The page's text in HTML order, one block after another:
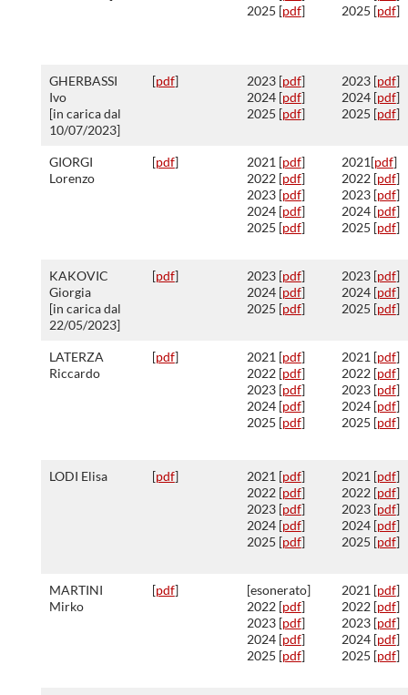
2025 [pdf]
2025 [pdf]
GHERBASSI
Ivo
[in carica dal
10/07/2023]
[pdf] 2023 [pdf]
2024 [pdf]
2025 [pdf]
2023 [pdf]
2024 [pdf]
2025 [pdf]
GIORGI
Lorenzo
[pdf] 2021 [pdf]
2022 [pdf]
2023 [pdf]
2024 [pdf]
2025 [pdf]
2021[pdf]
2022 [pdf]
2023 [pdf]
2024 [pdf]
2025 [pdf]
KAKOVIC
Giorgia
[in carica dal
22/05/2023]
[pdf] 2023 [pdf]
2024 [pdf]
2025 [pdf]
2023 [pdf]
2024 [pdf]
2025 [pdf]
LATERZA
Riccardo
[pdf] 2021 [pdf]
2022 [pdf]
2023 [pdf]
2024 [pdf]
2025 [pdf]
2021 [pdf]
2022 [pdf]
2023 [pdf]
2024 [pdf]
2025 [pdf]
LODI Elisa [pdf] 2021 [pdf]
2022 [pdf]
2023 [pdf]
2024 [pdf]
2025 [pdf]
2021 [pdf]
2022 [pdf]
2023 [pdf]
2024 [pdf]
2025 [pdf]
MARTINI
Mirko
[pdf]
[esonerato]
2022 [pdf]
2023 [pdf]
2024 [pdf]
2025 [pdf]
2021 [pdf]
2022 [pdf]
2023 [pdf]
2024 [pdf]
2025 [pdf]